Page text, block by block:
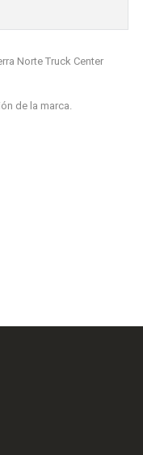
Norte Truck Center
de la marca.